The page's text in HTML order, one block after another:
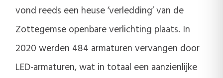
vond reeds een heuse ‘verledding’ van de
Zottegemse openbare verlichting plaats. In
2020 werden 484 armaturen vervangen door
LED-armaturen, wat in totaal een aanzienlijke